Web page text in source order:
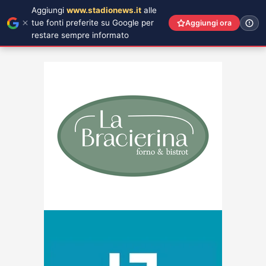
Aggiungi www.stadionews.it alle
tue fonti preferite su Google per
restare sempre informato
Aggiungi ora